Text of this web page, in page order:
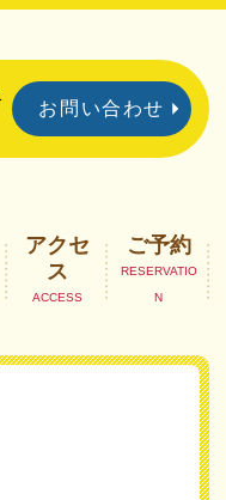
お問い合わせ
アクセ
ス
ご予約